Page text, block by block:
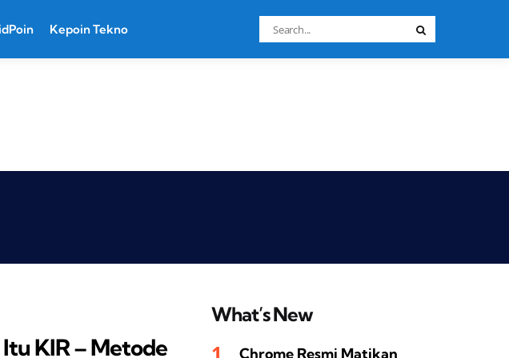
Kepoin Tekno
Search
for:
KIR – Metode
What’s New
Chrome Resmi Matikan